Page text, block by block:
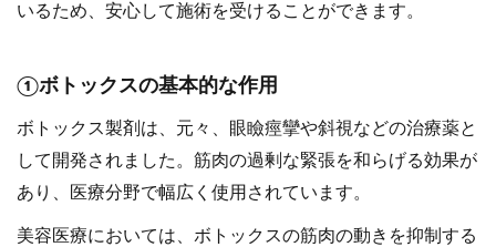
いるため、安心して施術を受けることができます。
①ボトックスの基本的な作用
ボトックス製剤は、元々、眼瞼痙攣や斜視などの治療薬と
して開発されました。筋肉の過剰な緊張を和らげる効果が
あり、医療分野で幅広く使用されています。
美容医療においては、ボトックスの筋肉の動きを抑制する